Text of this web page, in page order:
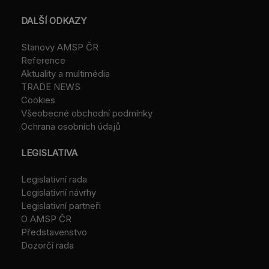
DALŠÍ ODKAZY
Stanovy AMSP ČR
Reference
Aktuality a multimédia
TRADE NEWS
Cookies
Všeobecné obchodní podmínky
Ochrana osobních údajů
LEGISLATIVA
Legislativní rada
Legislativní návrhy
Legislativní partneři
O AMSP ČR
Představenstvo
Dozorčí rada